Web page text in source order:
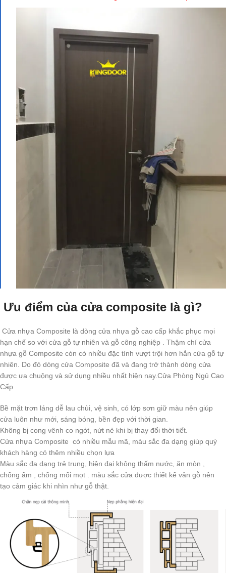
Ưu điểm của cửa composite là gì?
Cửa nhựa Composite là dòng cửa nhựa gỗ cao cấp khắc phục mọi
hạn chế so với cửa gỗ tự nhiên và gỗ công nghiệp . Thậm chí cửa
nhựa gỗ Composite còn có nhiều đặc tính vượt trội hơn hẳn cửa gỗ tự
nhiên. Do đó dòng cửa Composite đã và đang trở thành dòng cửa
được ưa chuộng và sử dụng nhiều nhất hiện nay.Cửa Phòng Ngủ Cao
Cấp
Bề mặt trơn láng dễ lau chùi, vệ sinh, có lớp sơn giữ màu nên giúp
cửa luôn như mới, sáng bóng, bền đẹp với thời gian.
Không bị cong vênh co ngót, nứt nẻ khi bị thay đổi thời tiết.
Cửa nhựa Composite có nhiều mẫu mã, màu sắc đa dạng giúp quý
khách hàng có thêm nhiều chọn lựa
Màu sắc đa dạng trẻ trung, hiện đại không thấm nước, ăn mòn ,
chống ẩm , chống mối mọt . màu sắc cửa được thiết kế vân gỗ nên
tạo cảm giác khi nhìn như gỗ thật.